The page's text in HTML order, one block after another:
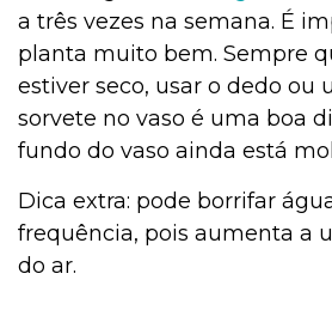
a três vezes na semana. É
planta muito bem. Sempre
estiver seco, usar o dedo ou
sorvete no vaso é uma boa
fundo do vaso ainda está
Dica extra: pode borrifar
frequência, pois aumenta a
do ar.